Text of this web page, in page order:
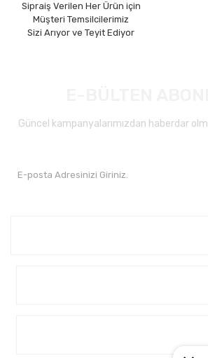
Sipraiş Verilen Her Ürün için
Müşteri Temsilcilerimiz
Sizi Arıyor ve Teyit Ediyor
Güncel kampanyalarımızdan haberdar